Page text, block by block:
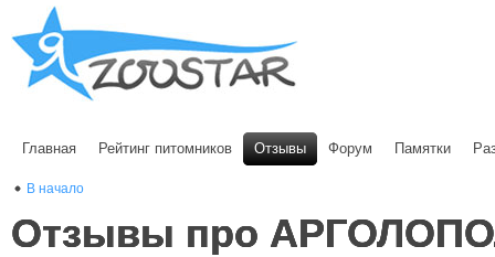
Главная Рейтинг питомников Отзывы Форум Памятки
В начало
Отзывы про